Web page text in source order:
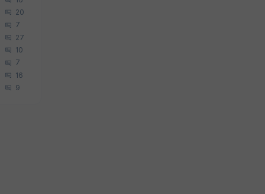
20
7
27
10
7
16
9